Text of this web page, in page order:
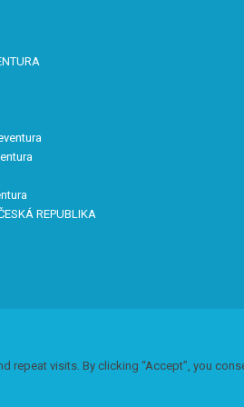
REPUBLIKA
repeat visits. By clicking “Accept”, you